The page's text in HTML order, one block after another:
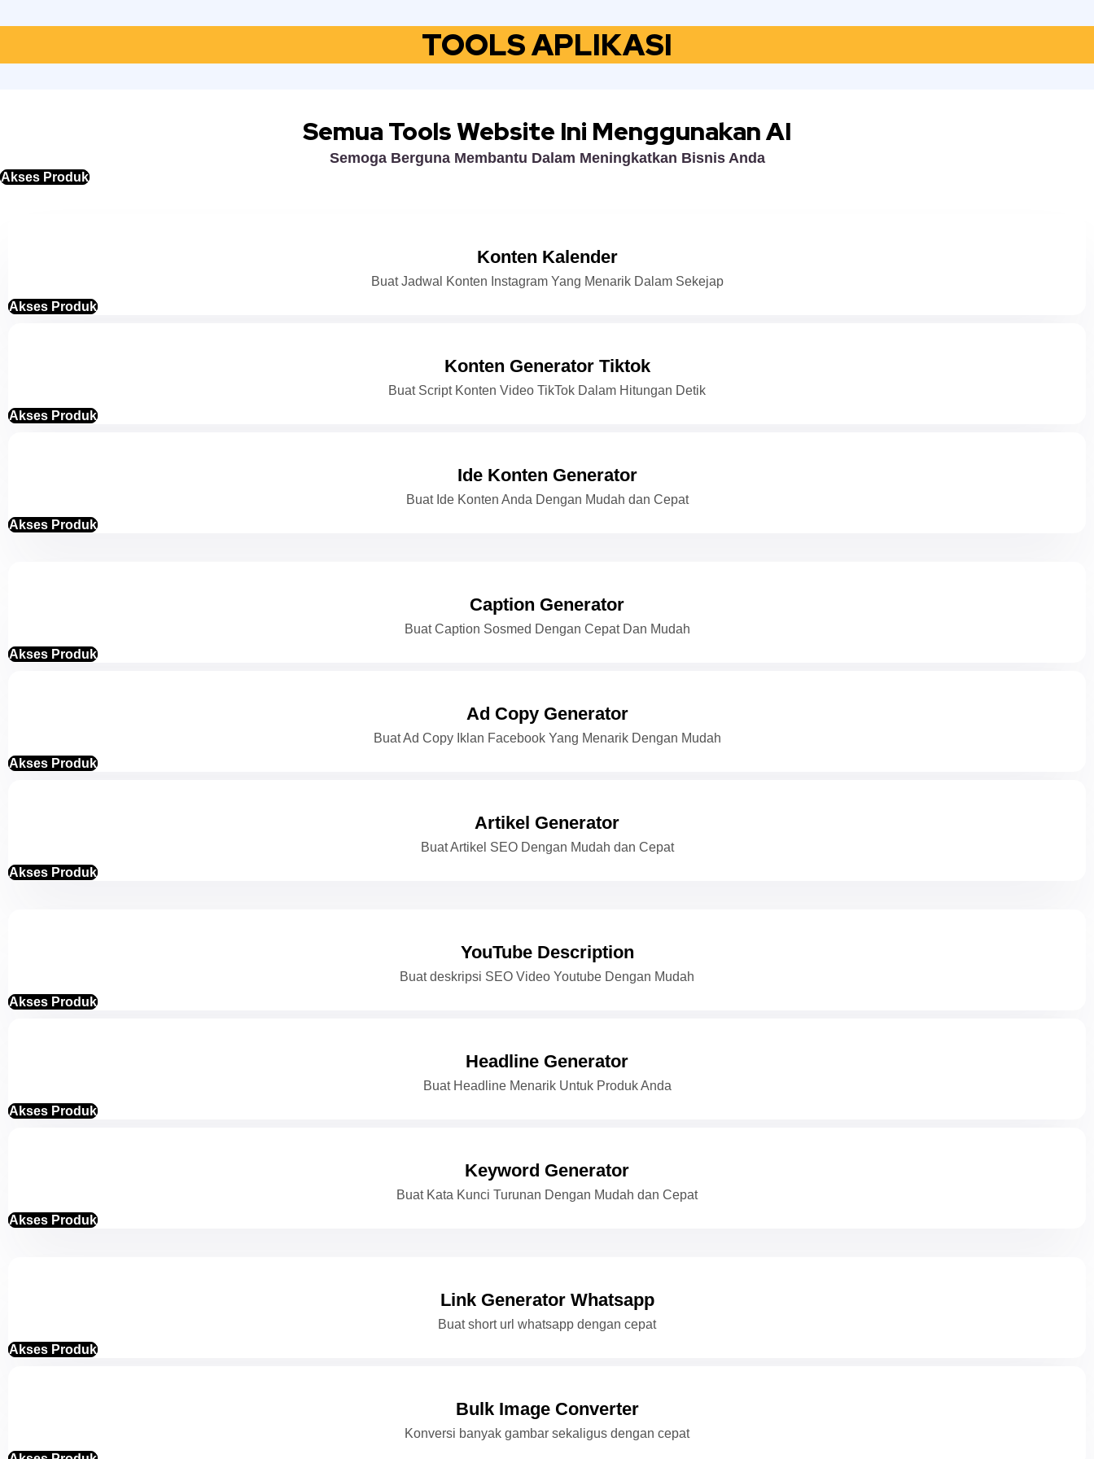
TOOLS APLIKASI
Semua Tools Website Ini Menggunakan AI
Semoga Berguna Membantu Dalam Meningkatkan Bisnis Anda
Akses Produk
Konten Kalender
Buat Jadwal Konten Instagram Yang Menarik Dalam Sekejap
Akses Produk
Konten Generator Tiktok
Buat Script Konten Video TikTok Dalam Hitungan Detik
Akses Produk
Ide Konten Generator
Buat Ide Konten Anda Dengan Mudah dan Cepat
Akses Produk
Caption Generator
Buat Caption Sosmed Dengan Cepat Dan Mudah
Akses Produk
Ad Copy Generator
Buat Ad Copy Iklan Facebook Yang Menarik Dengan Mudah
Akses Produk
Artikel Generator
Buat Artikel SEO Dengan Mudah dan Cepat
Akses Produk
YouTube Description
Buat deskripsi SEO Video Youtube Dengan Mudah
Akses Produk
Headline Generator
Buat Headline Menarik Untuk Produk Anda
Akses Produk
Keyword Generator
Buat Kata Kunci Turunan Dengan Mudah dan Cepat
Akses Produk
Link Generator Whatsapp
Buat short url whatsapp dengan cepat
Akses Produk
Bulk Image Converter
Konversi banyak gambar sekaligus dengan cepat